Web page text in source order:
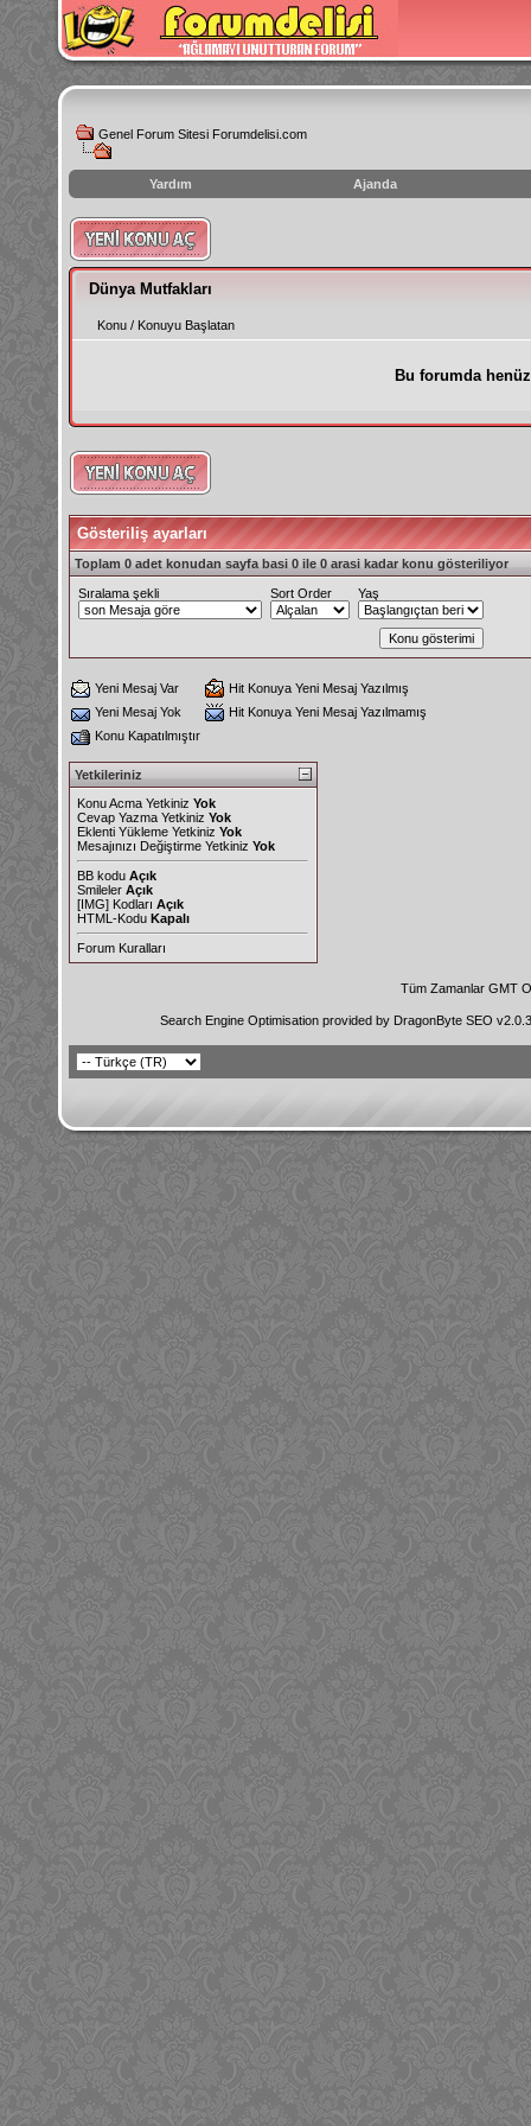
Genel Forum Sitesi Forumdelisi.com
Yardım Ajanda
instagram
izlenme
hilesi
Dünya Mutfakları
Konu / Konuyu Başlatan
Bu forumda
Gösteriliş ayarları
Toplam 0 adet konudan sayfa basi 0 ile 0 arasi kadar konu gösteriliyor
Sıralama şekli Sort Order Yaş
Yeni Mesaj Var
Hit Konuya Yeni Mesaj Yazılmış
Yeni Mesaj Yok
Hit Konuya Yeni Mesaj Yazılmamış
Konu Kapatılmıştır
Yetkileriniz
Konu Acma Yetkiniz Yok
Cevap Yazma Yetkiniz Yok
Eklenti Yükleme Yetkiniz Yok
Mesajınızı Değiştirme Yetkiniz Yok
BB kodu Açık
Smileler Açık
[IMG] Kodları Açık
HTML-Kodu Kapalı
Forum Kuralları
Tüm Zamanlar GMT
Search Engine Optimisation provided by DragonByte SEO